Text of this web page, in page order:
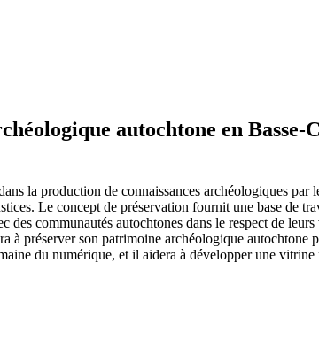
autochtone en
la production de connaissances archéologiques
Le concept de préservation fournit une base de
des communautés autochtones dans le respect de
préserver son patrimoine archéologique autochtone
du numérique, et il aidera à développer une